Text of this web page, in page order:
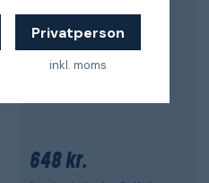
Privatperson
inkl. moms
648 kr.